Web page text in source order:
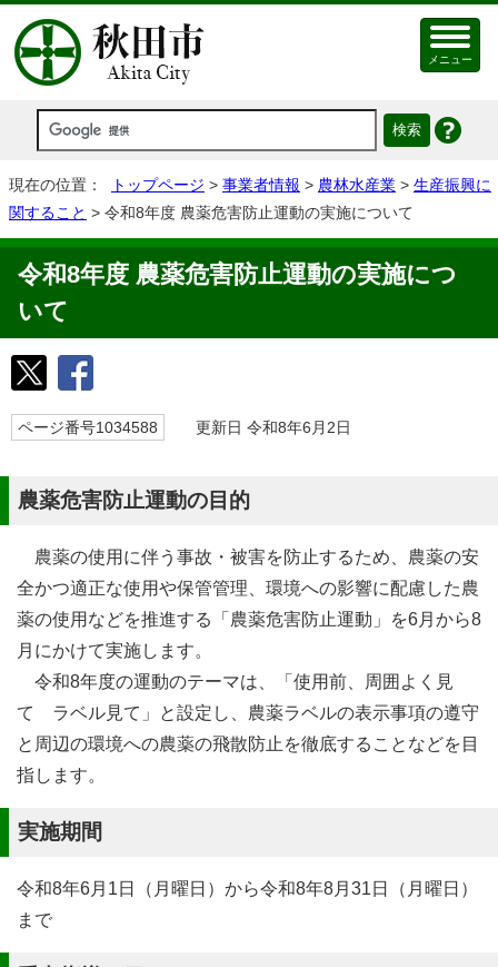
メニュー
現在の位置： トップページ > 事業者情報 > 農林水産業 > 生産振興に
関すること > 令和8年度 農薬危害防止運動の実施について
令和8年度 農薬危害防止運動の実施につ
いて
ページ番号1034588 更新日 令和8年6月2日
農薬危害防止運動の目的
農薬の使用に伴う事故・被害を防止するため、農薬の安
全かつ適正な使用や保管管理、環境への影響に配慮した農
薬の使用などを推進する「農薬危害防止運動」を6月から8
月にかけて実施します。
令和8年度の運動のテーマは、「使用前、周囲よく見
て ラベル見て」と設定し、農薬ラベルの表示事項の遵守
と周辺の環境への農薬の飛散防止を徹底することなどを目
指します。
実施期間
令和8年6月1日（月曜日）から令和8年8月31日（月曜日）
まで